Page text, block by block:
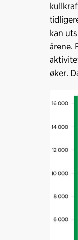
kan
årene.
øker.